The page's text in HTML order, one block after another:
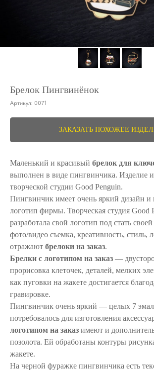
Брелок Пингвинёнок
Артикул: 0071
ЗАКАЗАТЬ ПОХОЖЕЕ
Маленький и красивый брелок для
выполнен в виде пингвинчика. Изделие
творческой студии Good Penguin.
Пингвинчик имеет очень яркий дизайн и
логотип фирмы. Творческая студия Good
разработала свой логотип под стать
фото/видео съемка, креативность, стиль,
отражают брелоки на заказ.
Брелки с логотипом на заказ ―
прорисовка клеточек, деталей, мелких
как пуговки на жакете достигается
гравировке.
Пингвинчик очень яркий ― целых 7
потребовалось для изготовления
логотипом на заказ имеют и
позолота. Ей обработаны контуры
жакете.
На черной фуражке пингвинчика есть